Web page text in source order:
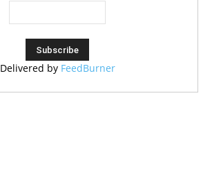
Delivered by FeedBurner